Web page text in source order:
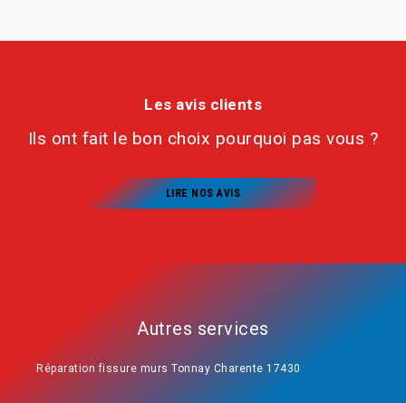
Les avis clients
Ils ont fait le bon choix pourquoi pas vous ?
LIRE NOS AVIS
Autres services
Réparation fissure murs Tonnay Charente 17430